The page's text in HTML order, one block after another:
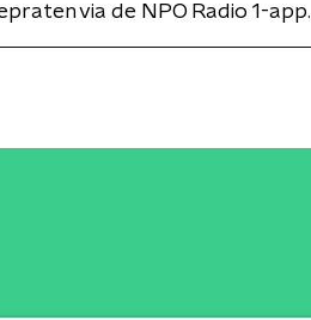
via de NPO Radio 1-app.